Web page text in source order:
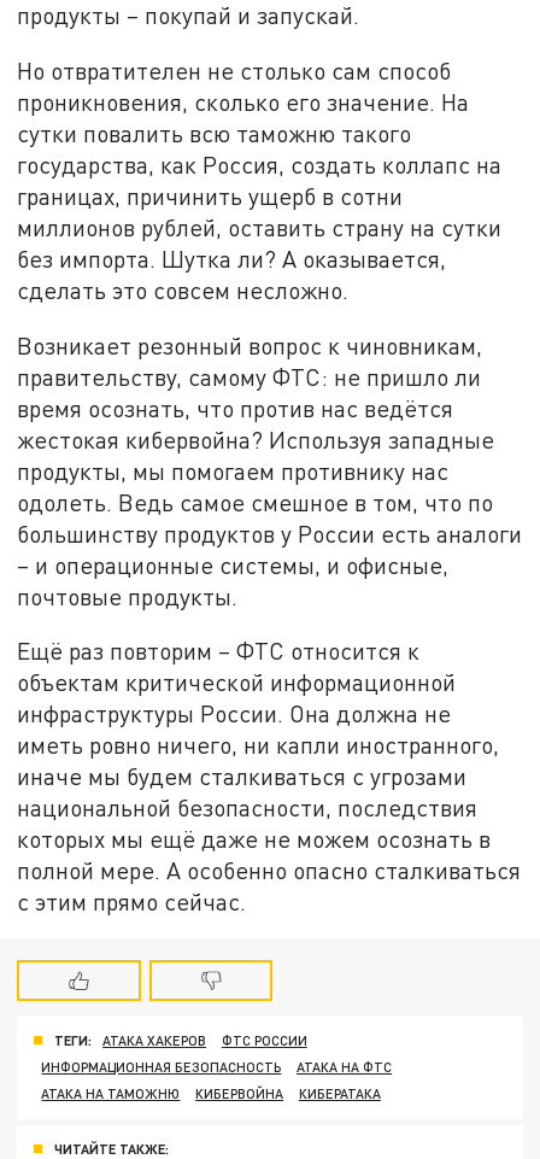
продукты – покупай и запускай.
Но отвратителен не столько сам способ
проникновения, сколько его значение. На
сутки повалить всю таможню такого
государства, как Россия, создать коллапс на
границах, причинить ущерб в сотни
миллионов рублей, оставить страну на сутки
без импорта. Шутка ли? А оказывается,
сделать это совсем несложно.
Возникает резонный вопрос к чиновникам,
правительству, самому ФТС: не пришло ли
время осознать, что против нас ведётся
жестокая кибервойна? Используя западные
продукты, мы помогаем противнику нас
одолеть. Ведь самое смешное в том, что по
большинству продуктов у России есть аналоги
– и операционные системы, и офисные,
почтовые продукты.
Ещё раз повторим – ФТС относится к
объектам критической информационной
инфраструктуры России. Она должна не
иметь ровно ничего, ни капли иностранного,
иначе мы будем сталкиваться с угрозами
национальной безопасности, последствия
которых мы ещё даже не можем осознать в
полной мере. А особенно опасно сталкиваться
с этим прямо сейчас.
ТЕГИ: АТАКА ХАКЕРОВ
ФТС РОССИИ
ИНФОРМАЦИОННАЯ БЕЗОПАСНОСТЬ
АТАКА НА ФТС
АТАКА НА ТАМОЖНЮ
КИБЕРВОЙНА КИБЕРАТАКА
ЧИТАЙТЕ ТАКЖЕ: